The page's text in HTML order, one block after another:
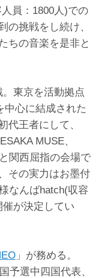
員：1800人)での
の挑戦をし続け、
ちの音楽を是非と
。東京を活動拠点
中心に結成された
代王者にして、
MUSE、
関西屈指の会場で
その実力はお墨付
なんばhatch(収容
催が決定してい
」が務める。
予選中四国代表、